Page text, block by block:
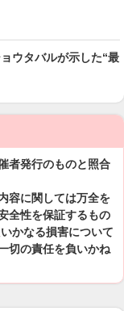
ウタバルが示した“最
者発行のものと照合
容に関しては万全を
全性を保証するもの
かなる損害について
切の責任を負いかね